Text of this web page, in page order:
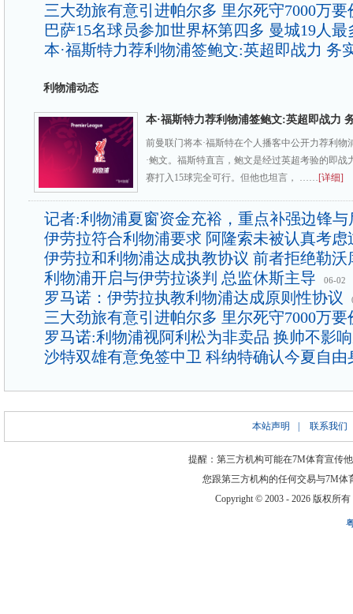
三大劲旅有意引进帕尔多 里尔死守7000万要
巴萨15名球员参加世界杯第四多 曼城19人最
本·福斯特力荐利物浦签鲍文:英超即战力 务
利物浦动态
本·福斯特力荐利物浦签鲍文:英超即战力
前曼联门将本·福斯特在个人播客中公开力荐利物
·鲍文。福斯特直言，鲍文是经过英超考验的即战
赛打入15球完全可行。但他也坦言， ……[详细]
记者:利物浦夏窗资金充裕，重点补强边锋与
伊劳拉符合利物浦要求 阿隆索未被认真考虑
伊劳拉和利物浦达成执教协议 前者拒绝勒沃
利物浦开启与伊劳拉谈判 总监休斯主导
06-02
罗马诺：伊劳拉执教利物浦达成原则性协议
三大劲旅有意引进帕尔多 里尔死守7000万要
罗马诺:利物浦视阿利松为非卖品 换帅不影
沙特双雄有意免签中卫 科纳特确认今夏自由
本站声明 联系我们
提醒：第三方机构可能在7M体育宣传
您跟第三方机构的任何交易与7M
Copyright © 2003 - 2026 版权所有